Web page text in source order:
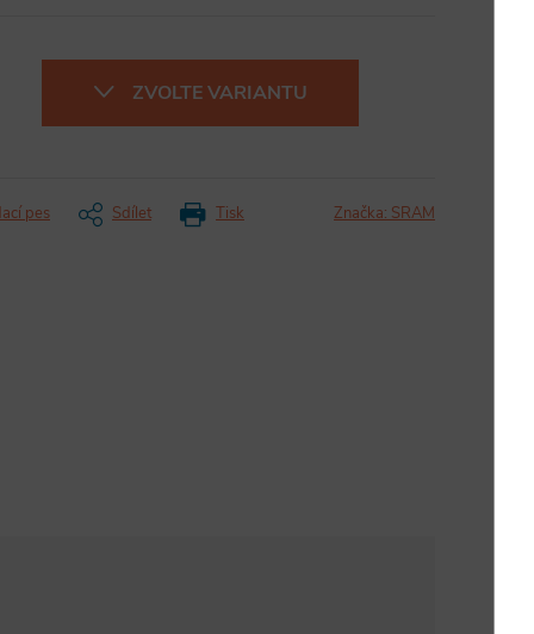
ZVOLTE VARIANTU
Tisk
pes Sdílet Značka: SRAM